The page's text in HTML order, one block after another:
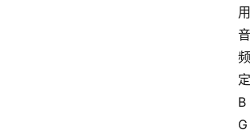
用
音
频
定
B
G